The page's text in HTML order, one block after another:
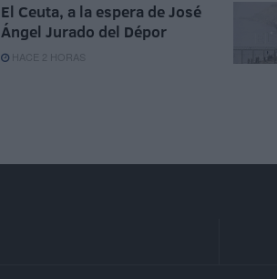
El Ceuta, a la espera de José
Ángel Jurado del Dépor
HACE 2 HORAS